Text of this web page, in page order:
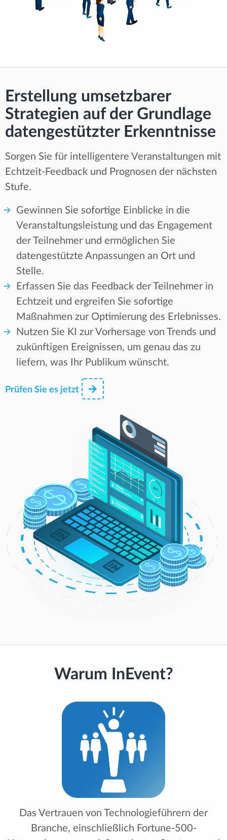
Erstellung umsetzbarer
Strategien auf der Grundlage
datengestützter Erkenntnisse
Sorgen Sie für intelligentere Veranstaltungen mit
Echtzeit-Feedback und Prognosen der nächsten
Stufe.
Gewinnen Sie sofortige Einblicke in die
Veranstaltungsleistung und das Engagement
der Teilnehmer und ermöglichen Sie
datengestützte Anpassungen an Ort und
Stelle.
Erfassen Sie das Feedback der Teilnehmer in
Echtzeit und ergreifen Sie sofortige
Maßnahmen zur Optimierung des Erlebnisses.
Nutzen Sie KI zur Vorhersage von Trends und
zukünftigen Ereignissen, um genau das zu
liefern, was Ihr Publikum wünscht.
Prüfen Sie es jetzt
Warum InEvent?
Das Vertrauen von Technologieführern der
Branche, einschließlich Fortune-500-